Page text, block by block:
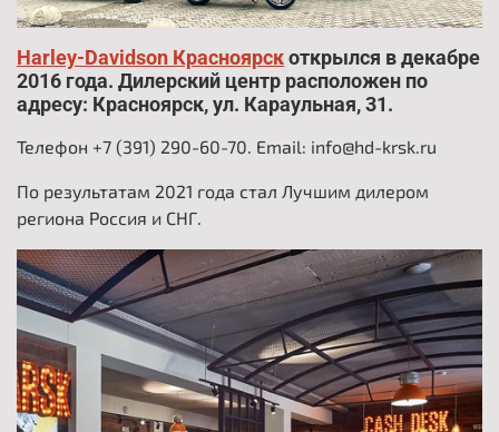
Harley-Davidson Красноярскоткрылся в декабре
2016 года. Дилерский центр расположен по
адресу: Красноярск, ул. Караульная, 31.
Телефон +7 (391) 290-60-70. Email: info@hd-krsk.ru
По результатам 2021 года стал Лучшим дилером
региона Россия и СНГ.